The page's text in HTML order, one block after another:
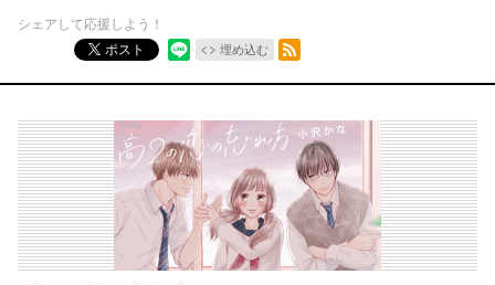
シェアして応援しよう！
ポスト
埋め込む
RSSフィード